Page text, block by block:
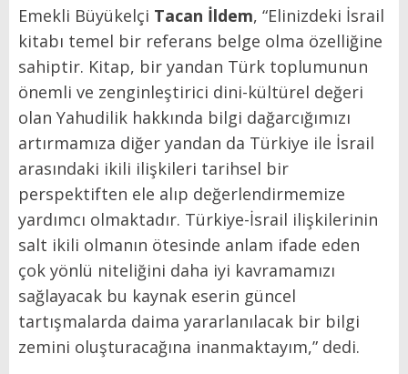
Emekli Büyükelçi Tacan İldem, “Elinizdeki İsrail
kitabı temel bir referans belge olma özelliğine
sahiptir. Kitap, bir yandan Türk toplumunun
önemli ve zenginleştirici dini-kültürel değeri
olan Yahudilik hakkında bilgi dağarcığımızı
artırmamıza diğer yandan da Türkiye ile İsrail
arasındaki ikili ilişkileri tarihsel bir
perspektiften ele alıp değerlendirmemize
yardımcı olmaktadır. Türkiye-İsrail ilişkilerinin
salt ikili olmanın ötesinde anlam ifade eden
çok yönlü niteliğini daha iyi kavramamızı
sağlayacak bu kaynak eserin güncel
tartışmalarda daima yararlanılacak bir bilgi
zemini oluşturacağına inanmaktayım,” dedi.